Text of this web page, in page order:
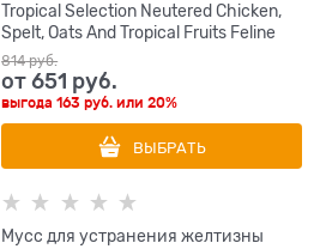
Tropical Selection Neutered Chicken,
Spelt, Oats And Tropical Fruits Feline
814 руб.
от651 руб.
выгода163 руб. или20%
ВЫБРАТЬ
Мусс для устранения желтизны